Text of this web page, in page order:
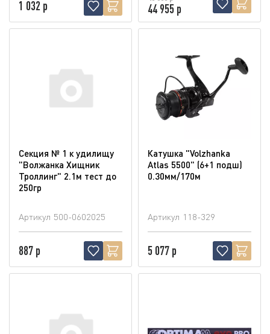
1 032 р 44 955 р
Секция № 1 к удилищу
"Волжанка Хищник
Троллинг" 2.1м тест до
250гр
Артикул 500-0602025
887 р
Катушка "Volzhanka
Atlas 5500" (6+1 подш)
0.30мм/170м
Артикул 118-329
5 077 р